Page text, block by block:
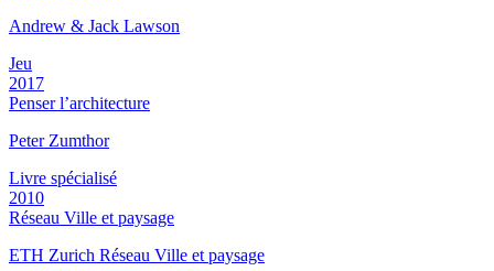
Andrew & Jack Lawson
Jeu
2017
Penser l’architecture
Peter Zumthor
Livre spécialisé
2010
Réseau Ville et paysage
ETH Zurich Réseau Ville et paysage